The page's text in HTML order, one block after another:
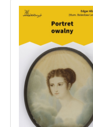
skandynawskiej literatury
feministycznej
Ręce pełne poezji
Kolekcje edukacyjne
twórców przechodzących
do domeny publicznej,
lektur szkolnych oraz
Starego Testamentu
Odkurzamy bohaterów